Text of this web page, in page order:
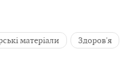
матеріали Здоров'я